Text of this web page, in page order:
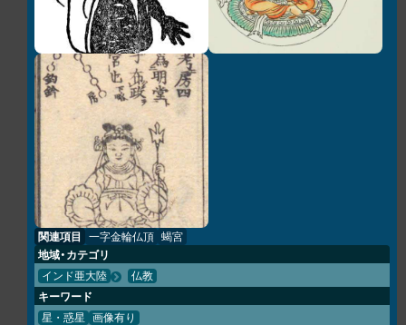
関連項目 一字金輪仏頂 蝎宮
地域・カテゴリ
インド亜大陸 仏教
キーワード
星・惑星 画像有り